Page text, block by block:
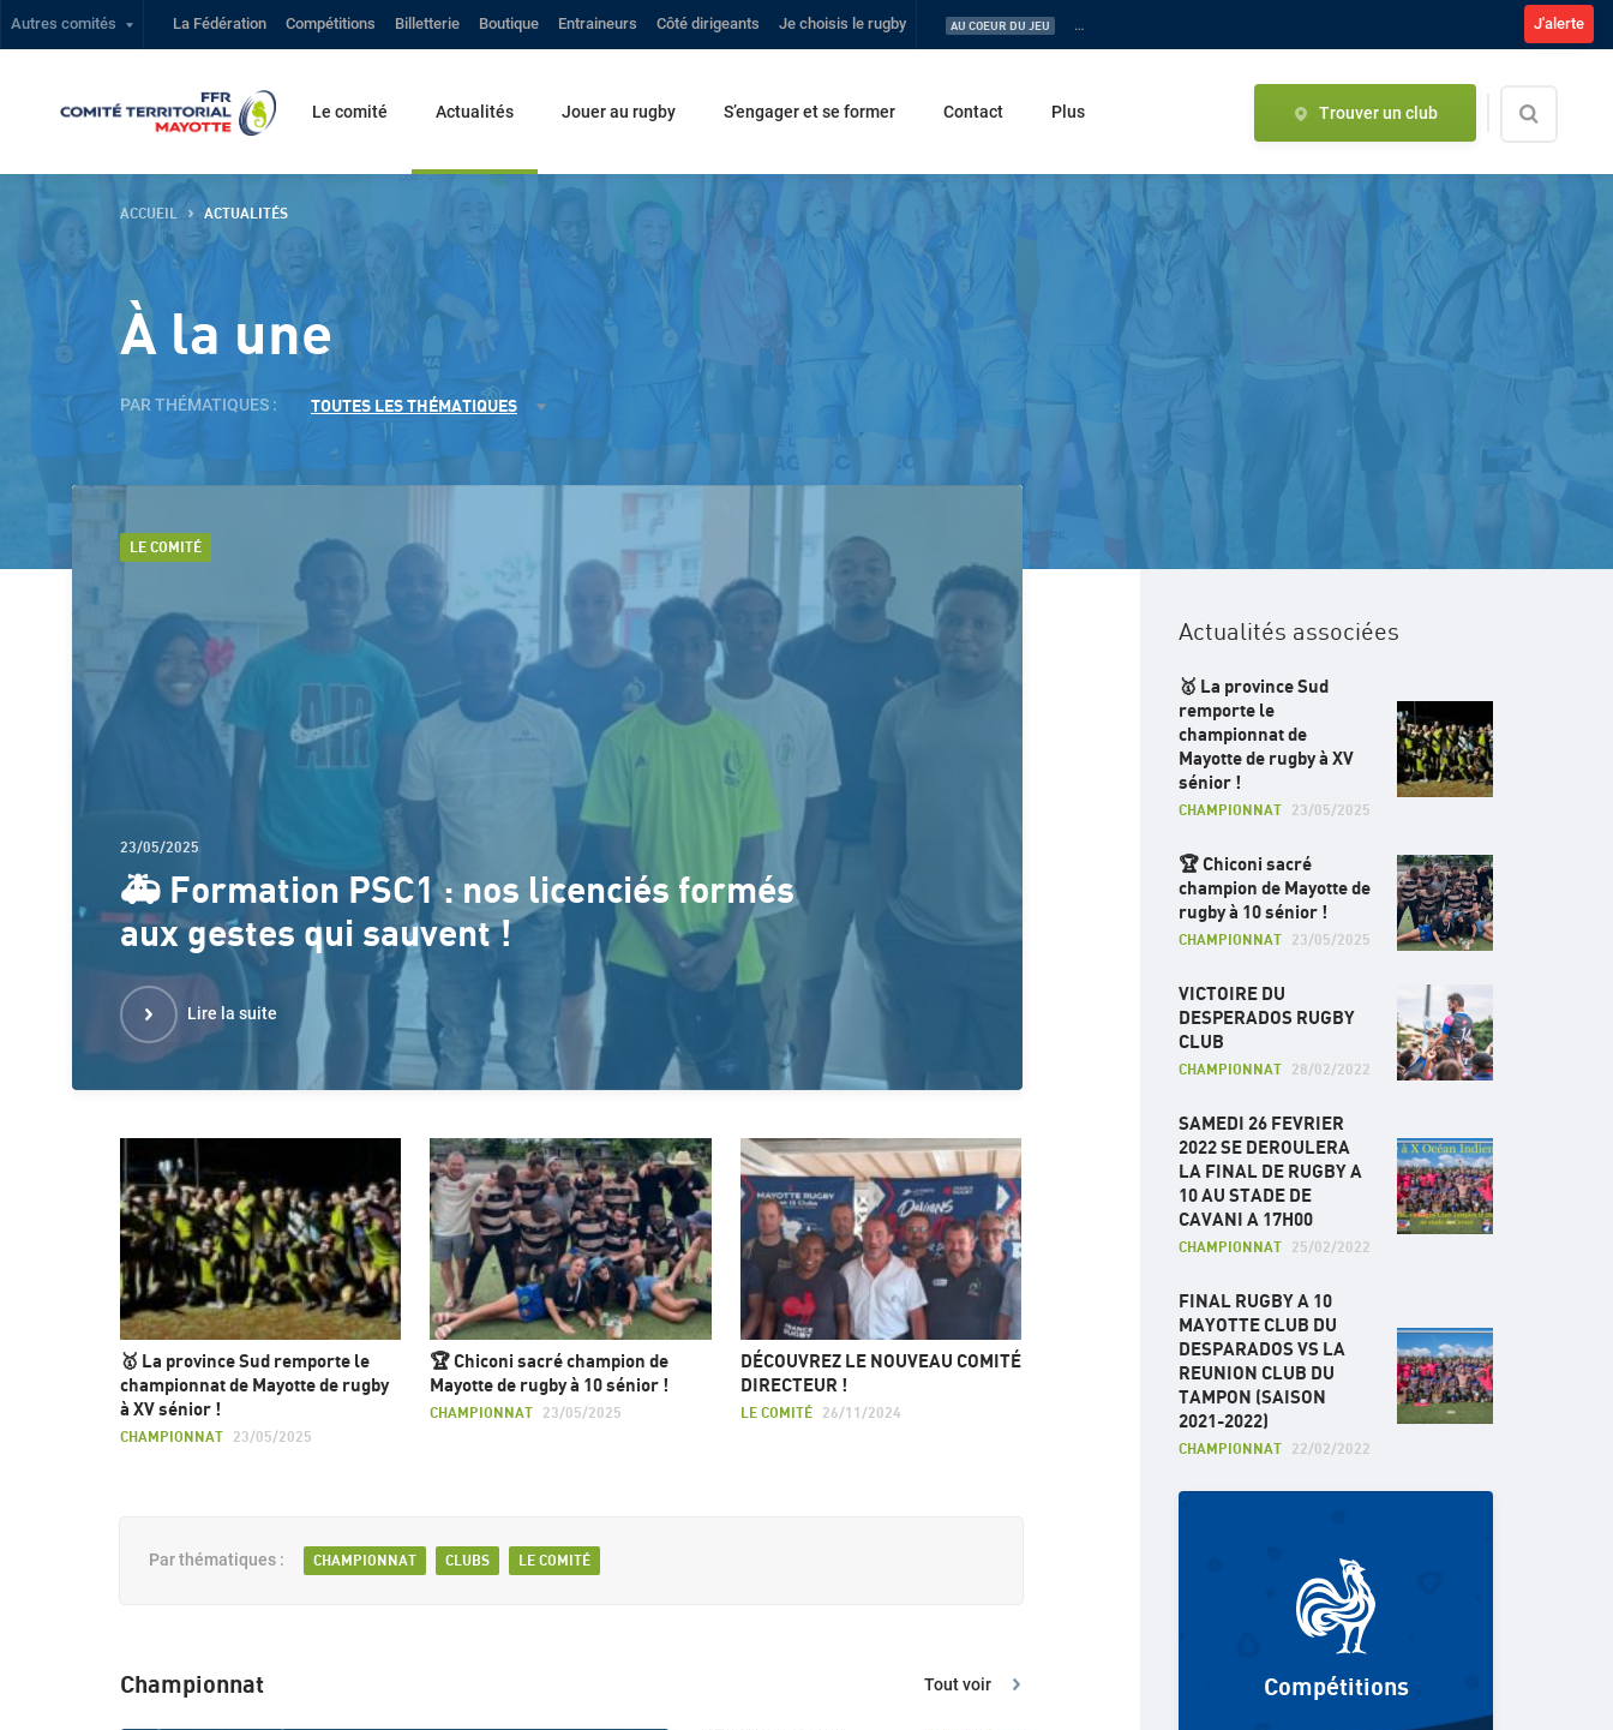
Autres comités La Fédération Compétitions Billetterie Boutique Entraineurs Côté dirigeants Je choisis le rugby AU COEUR DU JEU Compétitions fédérales : Tout savoir sur la saison 2026-2027 J'alerte
Le comité Actualités Jouer au rugby S’engager et se former Contact Plus Trouver un club
ACCUEIL ACTUALITÉS
À la une
PAR THÉMATIQUES : TOUTES LES THÉMATIQUES
23/05/2025
🚑 Formation PSC1 : nos licenciés formés
aux gestes qui sauvent !
Lire la suite
LE COMITÉ
🥇 La province Sud remporte le
championnat de Mayotte de rugby
à XV sénior !
CHAMPIONNAT 23/05/2025
🏆 Chiconi sacré champion de
Mayotte de rugby à 10 sénior !
CHAMPIONNAT 23/05/2025
DÉCOUVREZ LE NOUVEAU COMITÉ
DIRECTEUR !
LE COMITÉ 26/11/2024
Par thématiques : CHAMPIONNAT CLUBS LE COMITÉ
Tout voir
Championnat
Actualités associées
🥇 La province Sud
remporte le
championnat de
Mayotte de rugby à XV
sénior !
CHAMPIONNAT 23/05/2025
🏆 Chiconi sacré
champion de Mayotte de
rugby à 10 sénior !
CHAMPIONNAT 23/05/2025
VICTOIRE DU
DESPERADOS RUGBY
CLUB
CHAMPIONNAT 28/02/2022
SAMEDI 26 FEVRIER
2022 SE DEROULERA
LA FINAL DE RUGBY A
10 AU STADE DE
CAVANI A 17H00
CHAMPIONNAT 25/02/2022
FINAL RUGBY A 10
MAYOTTE CLUB DU
DESPARADOS VS LA
REUNION CLUB DU
TAMPON (SAISON
2021-2022)
CHAMPIONNAT 22/02/2022
Compétitions